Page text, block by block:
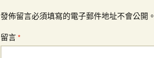
發佈留言必須填寫的電子郵件地址不會公開。
留言 *